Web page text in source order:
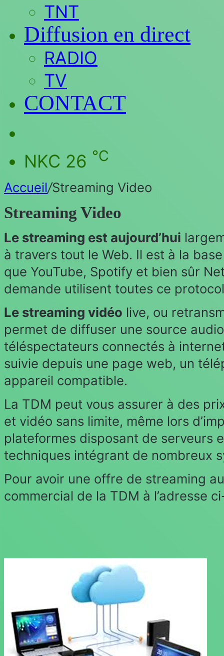
TNT
Diffusion en direct
RADIO
TV
CONTACT
NKC 26 ℃
Accueil/Streaming Video
Streaming Video
Le streaming est aujourd’hui
à travers tout le Web. Il est à la
que YouTube, Spotify et bien sûr
demande utilisent toutes ce
Le streaming vidéo live, ou
permet de diffuser une source
téléspectateurs connectés à
suivie depuis une page web, un
appareil compatible.
La TDM peut vous assurer à des
et vidéo sans limite, même lors
plateformes disposant de serveurs
techniques intégrant de nombreux
Pour avoir une offre de streaming
commercial de la TDM à l’adresse